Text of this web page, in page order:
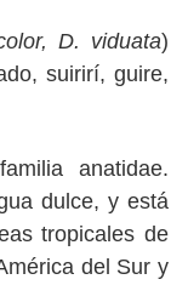
D. viduata)
suirirí, guire,
anatidae.
dulce, y está
tropicales de
del Sur y